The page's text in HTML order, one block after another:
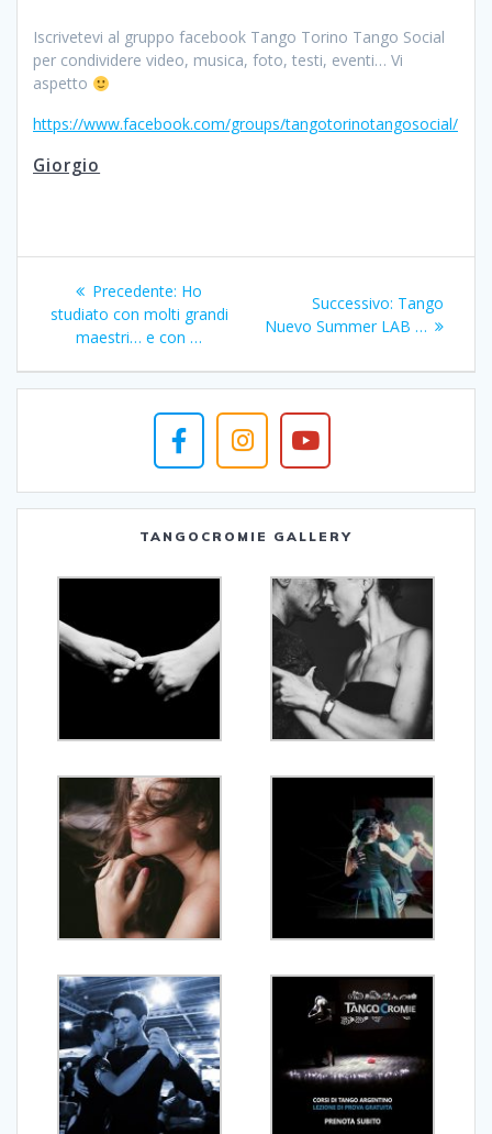
Iscrivetevi al gruppo facebook Tango Torino Tango Social
per condividere video, musica, foto, testi, eventi… Vi
aspetto
https://www.facebook.com/groups/tangotorinotangosocial/
Giorgio
Navigazione
articoli
Precedente: Articolo
precedente:
Ho
studiato con molti grandi
maestri… e con …
Successivo: Articolo
successivo:
Tango
Nuevo Summer LAB …
TANGOCROMIE GALLERY